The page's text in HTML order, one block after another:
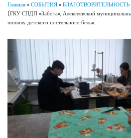
Главная»СОБЫТИЯ»БЛАГОТВОРИТЕЛЬНОСТЬ
(ГКУ СПДП «Забота», Алексеевский
пошиву детского постельного белья.